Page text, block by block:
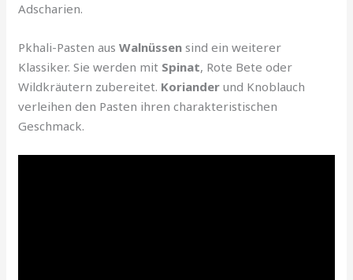
Adscharien.
Pkhali-Pasten ausWalnüssen sind ein weiterer
Klassiker. Sie werden mit Spinat, Rote Bete oder
Wildkräutern zubereitet. Koriander und Knoblauch
verleihen den Pasten ihren charakteristischen
Geschmack.